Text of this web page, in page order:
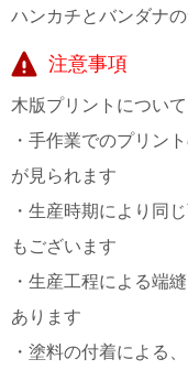
ハンカチとバンダナ
注意事項
木版プリントについて
・手作業でのプリン
が見られます
・生産時期により同
もございます
・生産工程による端
あります
・塗料の付着による